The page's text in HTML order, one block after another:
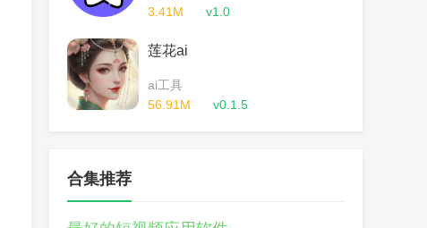
3.41M
v1.0
莲花ai
ai工具
56.91M
v0.1.5
合集推荐